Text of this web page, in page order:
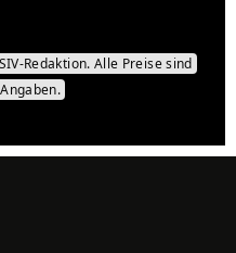
Redaktion. Alle Preise sind